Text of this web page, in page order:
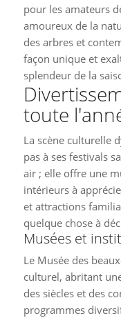
pour les amateurs
amoureux de la
des arbres et
façon unique et
splendeur de la
toute
La scène culturelle
pas à ses festivals
air ; elle offre une
intérieurs à
et attractions
quelque chose à
Musées et
Le Musée des
culturel, abritant
des siècles et des
programmes